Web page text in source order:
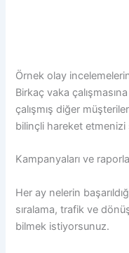
Örnek olay
Birkaç vaka
çalışmış diğer
bilinçli hareket etmenizi
Kampanyaları ve
Her ay nelerin
sıralama, trafik ve
bilmek istiyorsunuz.